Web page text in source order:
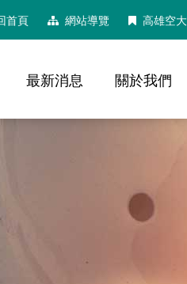
首頁 網站導覽 高雄空
最新消息 關於我們
型切換，社群分享工具列